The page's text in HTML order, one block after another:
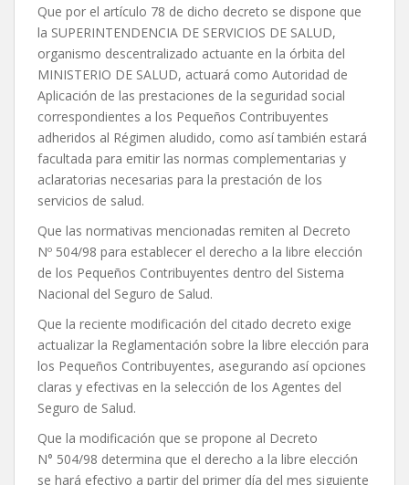
Que por el artículo 78 de dicho decreto se dispone que
la SUPERINTENDENCIA DE SERVICIOS DE SALUD,
organismo descentralizado actuante en la órbita del
MINISTERIO DE SALUD, actuará como Autoridad de
Aplicación de las prestaciones de la seguridad social
correspondientes a los Pequeños Contribuyentes
adheridos al Régimen aludido, como así también estará
facultada para emitir las normas complementarias y
aclaratorias necesarias para la prestación de los
servicios de salud.
Que las normativas mencionadas remiten al Decreto
Nº 504/98 para establecer el derecho a la libre elección
de los Pequeños Contribuyentes dentro del Sistema
Nacional del Seguro de Salud.
Que la reciente modificación del citado decreto exige
actualizar la Reglamentación sobre la libre elección para
los Pequeños Contribuyentes, asegurando así opciones
claras y efectivas en la selección de los Agentes del
Seguro de Salud.
Que la modificación que se propone al Decreto
N° 504/98 determina que el derecho a la libre elección
se hará efectivo a partir del primer día del mes siguiente